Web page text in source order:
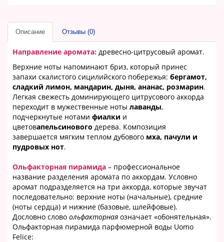
Описание Отзывы (0)
Направление аромата: древесно-цитрусовый аромат.
Верхние ноты напоминают бриз, который принес
запахи скалистого сицилийского побережья: бергамот,
сладкий лимон, мандарин, дыня, ананас, розмарин.
Легкая свежесть доминирующего цитрусового аккорда
переходит в мужественные ноты лаванды,
подчеркнутые нотами фиалки и
цветовапельсинового дерева. Композиция
завершается мягким теплом дубового мха, пачули и
пудровых нот.
Ольфакторная пирамида – профессиональное
название разделения аромата по аккордам. Условно
аромат подразделяется на три аккорда, которые звучат
последовательно: верхние ноты (начальные), средние
(ноты сердца) и нижние (базовые, шлейфовые).
Дословно слово ольфакторная означает «обонятельная».
Ольфакторная пирамида парфюмерной воды Uomo
Felice: